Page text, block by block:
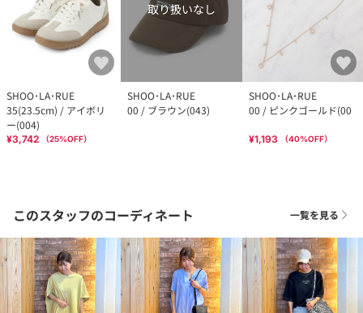
SHOO･LA･RUE
35(23.5cm) / アイボリ
ー(004)
¥3,742 （25%OFF）
取り扱いなし
SHOO･LA･RUE
00 / ブラウン(043)
SHOO･LA･RUE
00 / ピンクゴールド(00
¥1,193 （40%OFF）
このスタッフのコーディネート 一覧を見る